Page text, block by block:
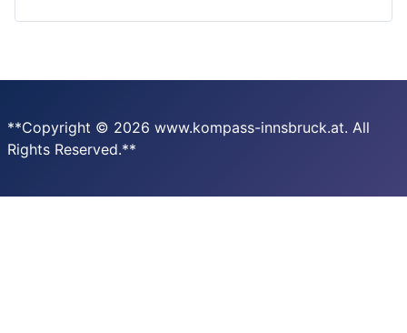
**Copyright © 2026 www.kompass-innsbruck.at. All
Rights Reserved.**